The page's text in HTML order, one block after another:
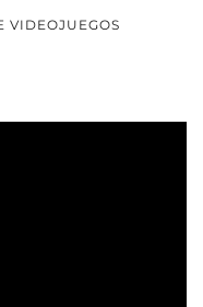
VIDEOJUEGOS